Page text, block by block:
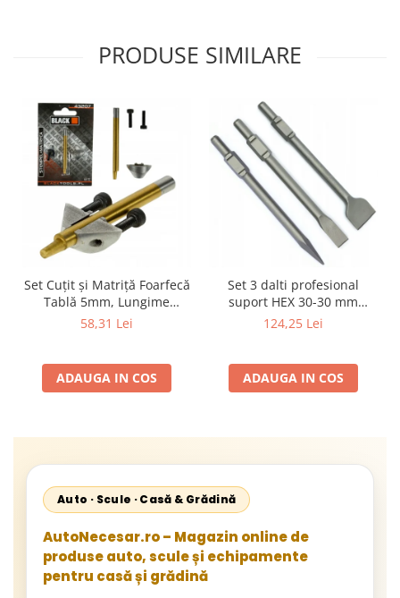
PRODUSE SIMILARE
Set Cuțit și Matriță Foarfecă
Tablă 5mm, Lungime
58mm, Universal (Nibbler)
58,31 Lei
ADAUGA IN COS
Set 3 dalti profesional
suport HEX 30-30 mm
hexagonal SN1404
124,25 Lei
ADAUGA IN COS
Auto · Scule · Casă & Grădină
AutoNecesar.ro – Magazin online de
produse auto, scule și echipamente
pentru casă și grădină